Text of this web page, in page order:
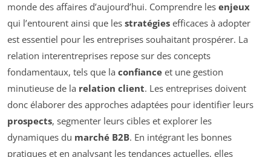
monde des affaires d’aujourd’hui. Comprendre les enjeux
qui l’entourent ainsi que les stratégies efficaces à adopter
est essentiel pour les entreprises souhaitant prospérer. La
relation interentreprises repose sur des concepts
fondamentaux, tels que la confiance et une gestion
minutieuse de la relation client. Les entreprises doivent
donc élaborer des approches adaptées pour identifier leurs
prospects, segmenter leurs cibles et explorer les
dynamiques du marché B2B. En intégrant les bonnes
pratiques et en analysant les tendances actuelles, elles